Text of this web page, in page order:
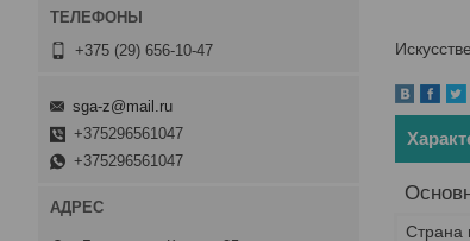
Страна
+375 (29) 656-10-47
sga-z@mail.ru
+375296561047
+375296561047